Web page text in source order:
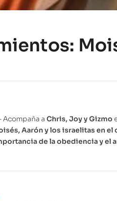
Acompaña a Chris, Joy y Gizmo
Aarón y los israelitas en el
de la obediencia y el